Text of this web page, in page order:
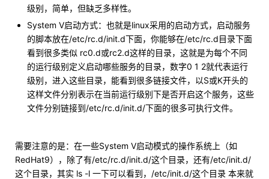
级别，简单，但缺乏多样性。
System V启动方式：也就是linux采用的启动方式，启动服务
的脚本放在/etc/rc.d/init.d下面，你能够在/etc/rc.d目录下面
看到很多类似 rc0.d或rc2.d这样的目录，这就是为每个不同
的运行级别定义启动哪些服务的目录，数字0 1 2就代表运行
级别，进入这些目录，能看到很多链接文件，以S或K开头的
这样文件分别表示在当前运行级别下是否开启这个服务，这些
文件分别链接到/etc/rc.d/init.d/下面的很多可执行文件。
需要注意的是：在一些System V启动模式的操作系统上（如
RedHat9），除了有/etc/rc.d/init.d/这个目录，还有/etc/init.d/
这个目录，其实 ls -l 一下可以看到，/etc/init.d/这个目录 本来就